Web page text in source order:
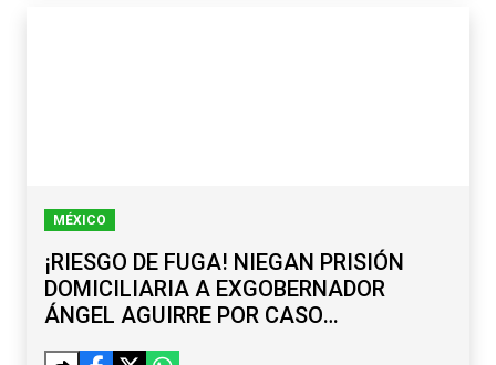
MÉXICO
¡RIESGO DE FUGA! NIEGAN PRISIÓN
DOMICILIARIA A EXGOBERNADOR
ÁNGEL AGUIRRE POR CASO